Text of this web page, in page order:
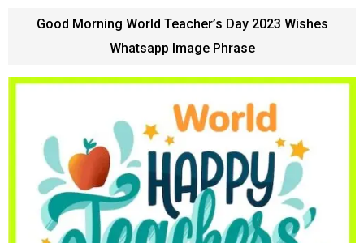
Good Morning World Teacher’s Day 2023 Wishes
Whatsapp Image Phrase